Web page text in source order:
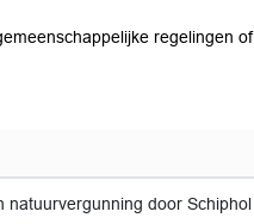
regelingen of
door Schiphol